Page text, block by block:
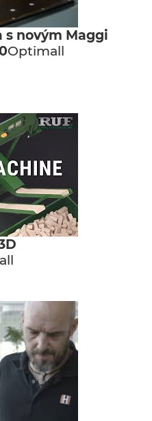
novým Maggi
Optimall